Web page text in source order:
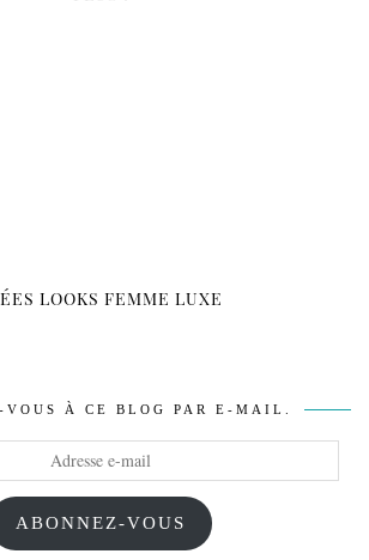
LOOKS FEMME LUXE
VOUS À CE BLOG PAR E-MAIL.
ABONNEZ-VOUS